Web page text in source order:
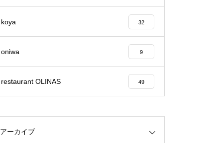
【イベント開催レポート】villag
koya 32
oniwa 9
restaurant OLINAS 49
アーカイブ